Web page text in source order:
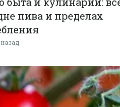
пива и пределах